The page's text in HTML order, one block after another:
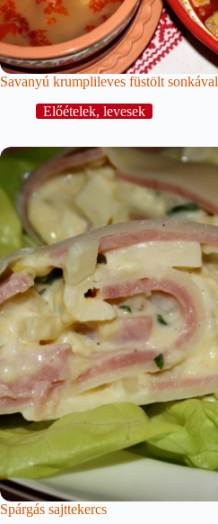
Savanyú krumplileves füstölt sonkával
Előételek, levesek
Spárgás sajttekercs